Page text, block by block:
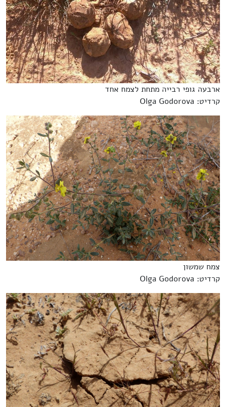
ארבעה גופי רבייה מתחת לצמח אחד
קרדיט: Olga Godorova
צמח שמשון
קרדיט: Olga Godorova